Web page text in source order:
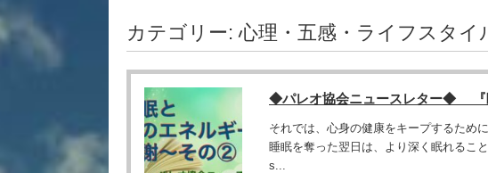
カテゴリー:心理・五感・ライフスタイ
◆パレオ協会ニュースレター◆ 『
それでは、心身の健康をキープするため
睡眠を奪った翌日は、より深く眠れるこ
s...